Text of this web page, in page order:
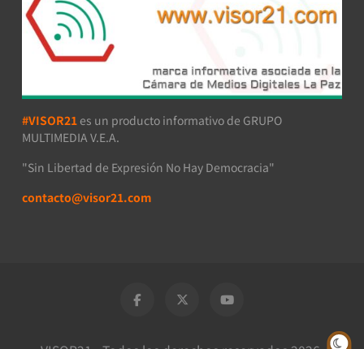
#VISOR21 es un producto informativo de GRUPO
MULTIMEDIA V.E.A.
"Sin Libertad de Expresión No Hay Democracia"
contacto@visor21.com